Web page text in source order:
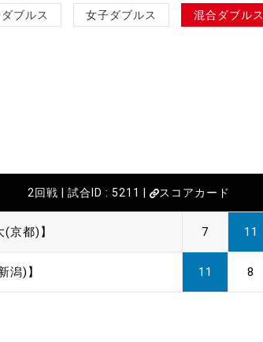
ブルス 女子ダブルス 混合ダブルス
2回戦 | 試合ID : 5211 | スコアカード
京都)】 7 11
潟)】 11 8